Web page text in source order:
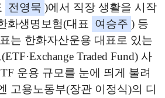
전영묵 )에서 직장 생활을 시작
화생명보험(대표
여승주 ) 등
는 한화자산운용 대표로 있는
Traded Fund) 사
운용 규모를 눈에 띄게 불려
고용노동부(장관 이정식)의 디